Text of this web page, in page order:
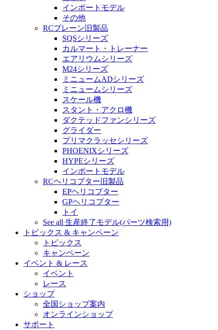
インポートモデル
その他
RCプレーン旧製品
SQSシリーズ
カルマート・トレーナー
エアリウムシリーズ
M24シリーズ
ミニュームADシリーズ
ミニュームシリーズ
スケール機
スタント・アクロ機
ダクテッドファンシリーズ
グライダー
プリマクラッセシリーズ
PHOENIXシリーズ
HYPEシリーズ
インポートモデル
RCヘリコプター旧製品
EPヘリコプター
GPヘリコプター
トイ
See all 生産終了モデル(パーツ検索用)
トピックス & キャンペーン
トピックス
キャンペーン
イベント & レース
イベント
レース
ショップ
全国ショップ案内
オンラインショップ
サポート